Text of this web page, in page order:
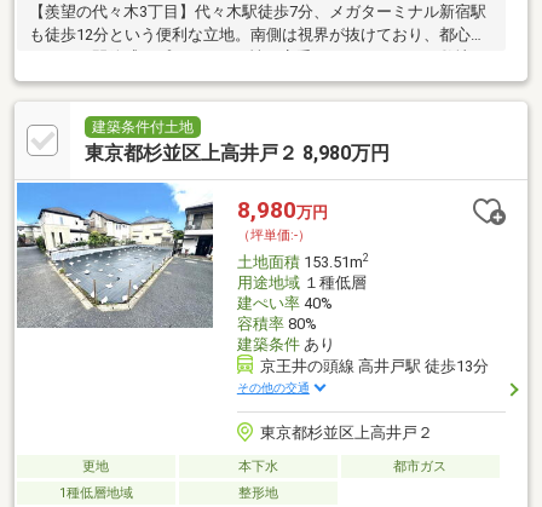
【羨望の代々木3丁目】代々木駅徒歩7分、メガターミナル新宿駅
も徒歩12分という便利な立地。南側は視界が抜けており、都心な
らではの開放感とプライベート性を享受できます。82㎡の敷地
に、こだわりの邸宅を！
建築条件付土地
東京都杉並区上高井戸２ 8,980万円
8,980万円
（坪単価:-）
土地面積153.51m2
用途地域１種低層
建ぺい率40%
容積率80%
建築条件あり
京王井の頭線 高井戸駅 徒歩13分
その他の交通
東京都杉並区上高井戸２
更地 本下水
都市ガス
1種低層地域
整形地